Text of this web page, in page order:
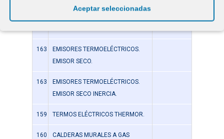
Aceptar seleccionadas
163
EMISORES TERMOELÉCTRICOS.
EMISOR SECO.
163
EMISORES TERMOELÉCTRICOS.
EMISOR SECO INERCIA.
159 TERMOS ELÉCTRICOS THERMOR.
160
CALDERAS MURALES A GAS